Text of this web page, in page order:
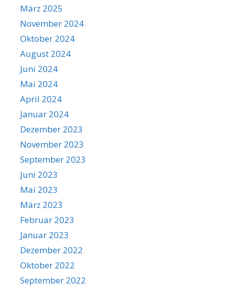
März 2025
November 2024
Oktober 2024
August 2024
Juni 2024
Mai 2024
April 2024
Januar 2024
Dezember 2023
November 2023
September 2023
Juni 2023
Mai 2023
März 2023
Februar 2023
Januar 2023
Dezember 2022
Oktober 2022
September 2022